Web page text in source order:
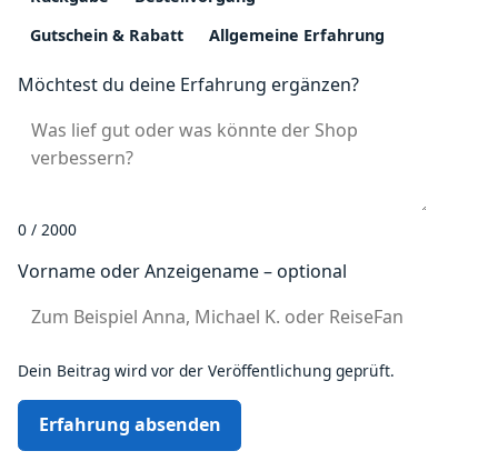
Gutschein & Rabatt
Allgemeine Erfahrung
Möchtest du deine Erfahrung ergänzen?
0 / 2000
Vorname oder Anzeigename – optional
Dein Beitrag wird vor der Veröffentlichung geprüft.
Erfahrung absenden